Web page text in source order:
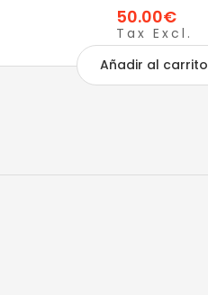
50.00€
Tax Excl.
Añadir al carrito